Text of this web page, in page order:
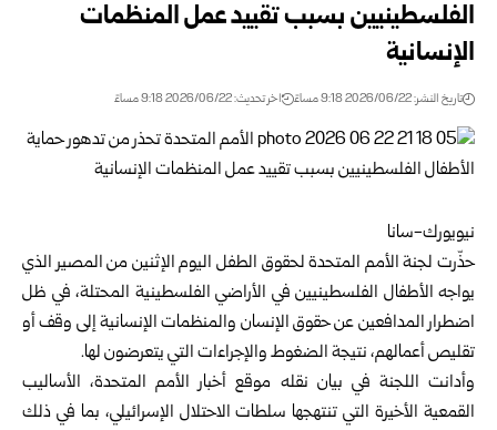
الفلسطينيين بسبب تقييد عمل المنظمات
‏الإنسانية
تاريخ النشر: 2026/06/22 9:18 مساءً اخر تحديث: 2026/06/22 9:18 مساءً
نيويورك-سانا‏
حذّرت لجنة الأمم المتحدة لحقوق الطفل اليوم الإثنين من المصير الذي
يواجه الأطفال ‏الفلسطينيين في الأراضي الفلسطينية المحتلة، في ظل
اضطرار المدافعين عن حقوق ‏الإنسان والمنظمات الإنسانية إلى وقف أو
تقليص أعمالهم، نتيجة الضغوط والإجراءات ‏التي يتعرضون لها.‏
وأدانت اللجنة في بيان نقله موقع أخبار الأمم المتحدة، الأساليب
القمعية الأخيرة التي ‏تنتهجها سلطات الاحتلال الإسرائيلي، بما في ذلك